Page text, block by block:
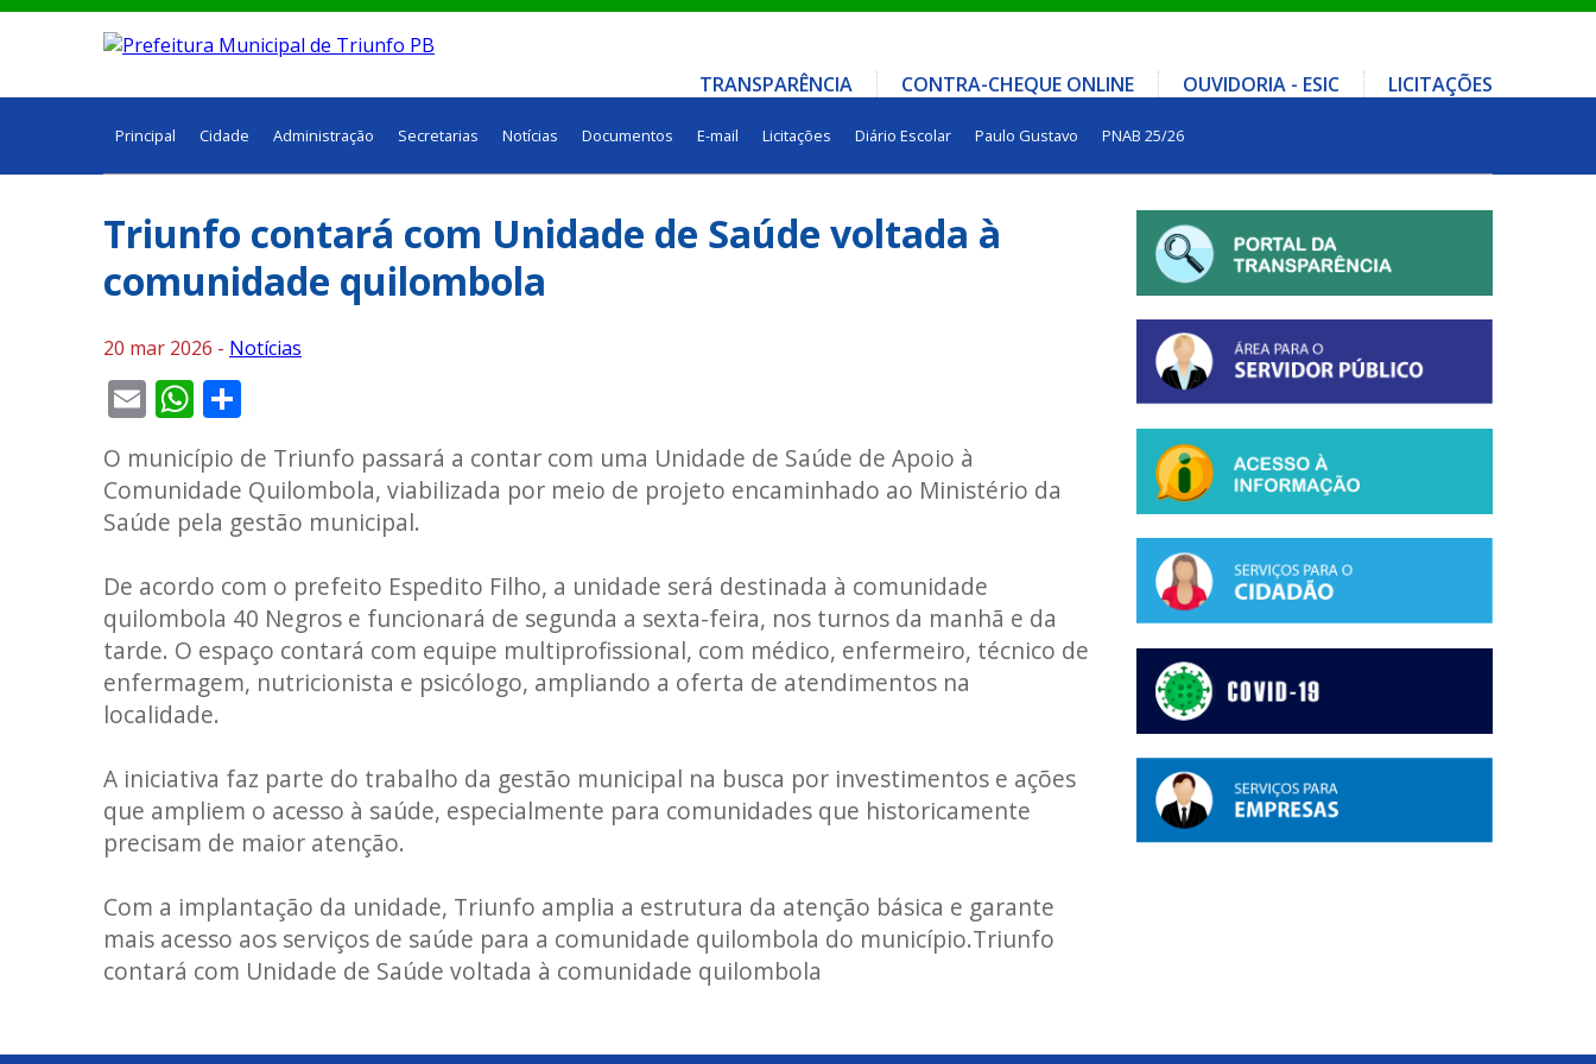
TRANSPARÊNCIA CONTRA-CHEQUE ONLINE OUVIDORIA - ESIC LICITAÇÕES
Principal Cidade Administração Secretarias Notícias Documentos E-mail Licitações Diário Escolar Paulo Gustavo PNAB 25/26
Triunfo contará com Unidade de Saúde voltada à
comunidade quilombola
20 mar 2026 - Notícias
EmailWhatsApp
O município de Triunfo passará a contar com uma Unidade de Saúde de Apoio à
Comunidade Quilombola, viabilizada por meio de projeto encaminhado ao Ministério da
Saúde pela gestão municipal.
De acordo com o prefeito Espedito Filho, a unidade será destinada à comunidade
quilombola 40 Negros e funcionará de segunda a sexta-feira, nos turnos da manhã e da
tarde. O espaço contará com equipe multiprofissional, com médico, enfermeiro, técnico de
enfermagem, nutricionista e psicólogo, ampliando a oferta de atendimentos na
localidade.
A iniciativa faz parte do trabalho da gestão municipal na busca por investimentos e ações
que ampliem o acesso à saúde, especialmente para comunidades que historicamente
precisam de maior atenção.
Com a implantação da unidade, Triunfo amplia a estrutura da atenção básica e garante
mais acesso aos serviços de saúde para a comunidade quilombola do município.Triunfo
contará com Unidade de Saúde voltada à comunidade quilombola